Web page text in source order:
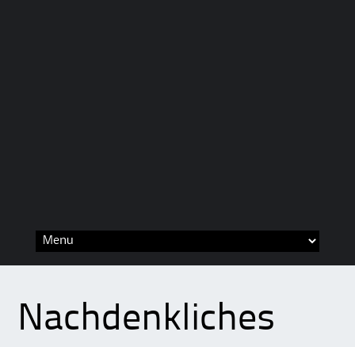
Nachdenkliches